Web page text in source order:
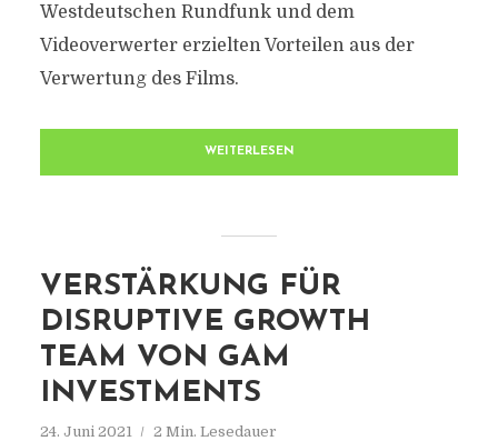
Westdeutschen Rundfunk und dem
Videoverwerter erzielten Vorteilen aus der
Verwertung des Films.
WEITERLESEN
VERSTÄRKUNG FÜR
DISRUPTIVE GROWTH
TEAM VON GAM
INVESTMENTS
24. Juni 2021 2 Min. Lesedauer